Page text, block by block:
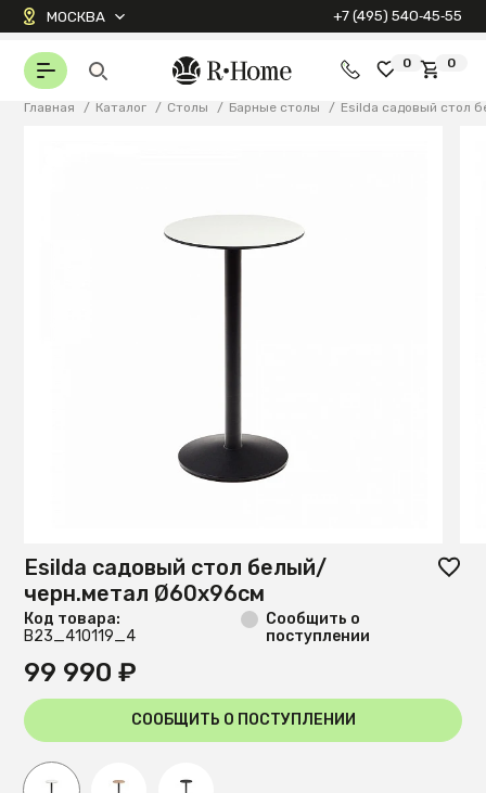
МОСКВА +7 (495) 540‑45‑55
0 0
Главная / Каталог / Столы / Барные столы / Esilda садовый стол
Esilda садовый стол белый/
черн.метал Ø60x96см
Код товара:
B23_410119_4
Сообщить о
поступлении
99 990 ₽
СООБЩИТЬ О ПОСТУПЛЕНИИ